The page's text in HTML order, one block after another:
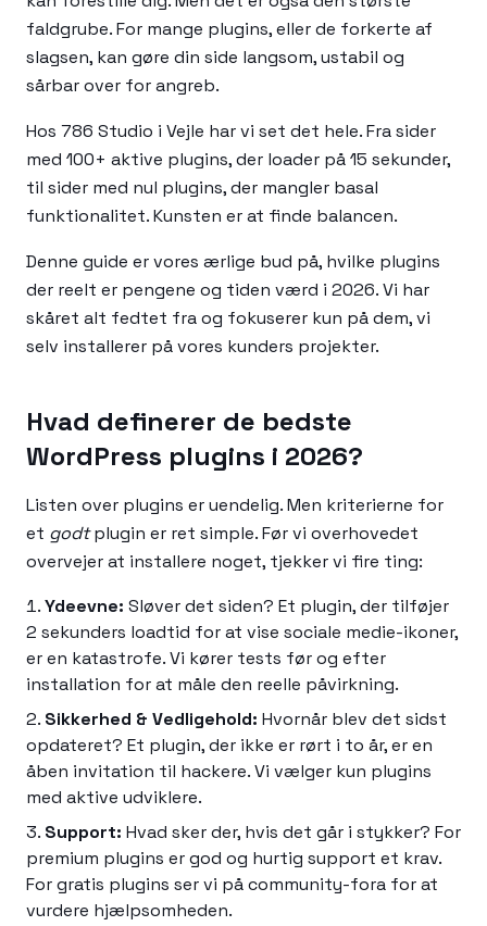
faldgrube. For mange plugins, eller de forkerte af
slagsen, kan gøre din side langsom, ustabil og
sårbar over for angreb.
Hos 786 Studio i Vejle har vi set det hele. Fra sider
med 100+ aktive plugins, der loader på 15 sekunder,
til sider med nul plugins, der mangler basal
funktionalitet. Kunsten er at finde balancen.
Denne guide er vores ærlige bud på, hvilke plugins
der reelt er pengene og tiden værd i 2026. Vi har
skåret alt fedtet fra og fokuserer kun på dem, vi
selv installerer på vores kunders projekter.
Hvad definerer de bedste
WordPress plugins i 2026?
Listen over plugins er uendelig. Men kriterierne for
et godtplugin er ret simple. Før vi overhovedet
overvejer at installere noget, tjekker vi fire ting:
Ydeevne: Sløver det siden? Et plugin, der tilføjer
2 sekunders loadtid for at vise sociale medie-ikoner,
er en katastrofe. Vi kører tests før og efter
installation for at måle den reelle påvirkning.
Sikkerhed & Vedligehold: Hvornår blev det sidst
opdateret? Et plugin, der ikke er rørt i to år, er en
åben invitation til hackere. Vi vælger kun plugins
med aktive udviklere.
Support: Hvad sker der, hvis det går i stykker? For
premium plugins er god og hurtig support et krav.
For gratis plugins ser vi på community-fora for at
vurdere hjælpsomheden.